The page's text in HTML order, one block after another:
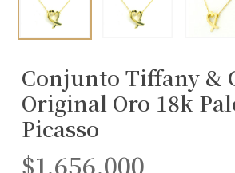
Conjunto Tiffany &
Original Oro 18k
Picasso
$1.656.000